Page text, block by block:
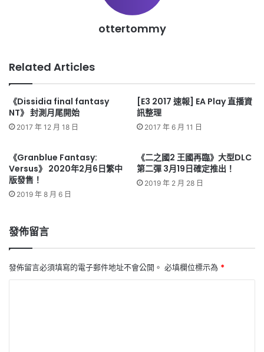
ottertommy
Related Articles
《Dissidia final fantasy
NT》 封測月尾開始
2017 年 12 月 18 日
[E3 2017 速報] EA Play 直播資
訊整理
2017 年 6 月 11 日
《Granblue Fantasy:
Versus》 2020年2月6日繁中
版發售！
2019 年 8 月 6 日
《二之國2 王國再臨》大型DLC
第二彈 3月19日確定推出！
2019 年 2 月 28 日
發佈留言
發佈留言必須填寫的電子郵件地址不會公開。 必填欄位標示為 *